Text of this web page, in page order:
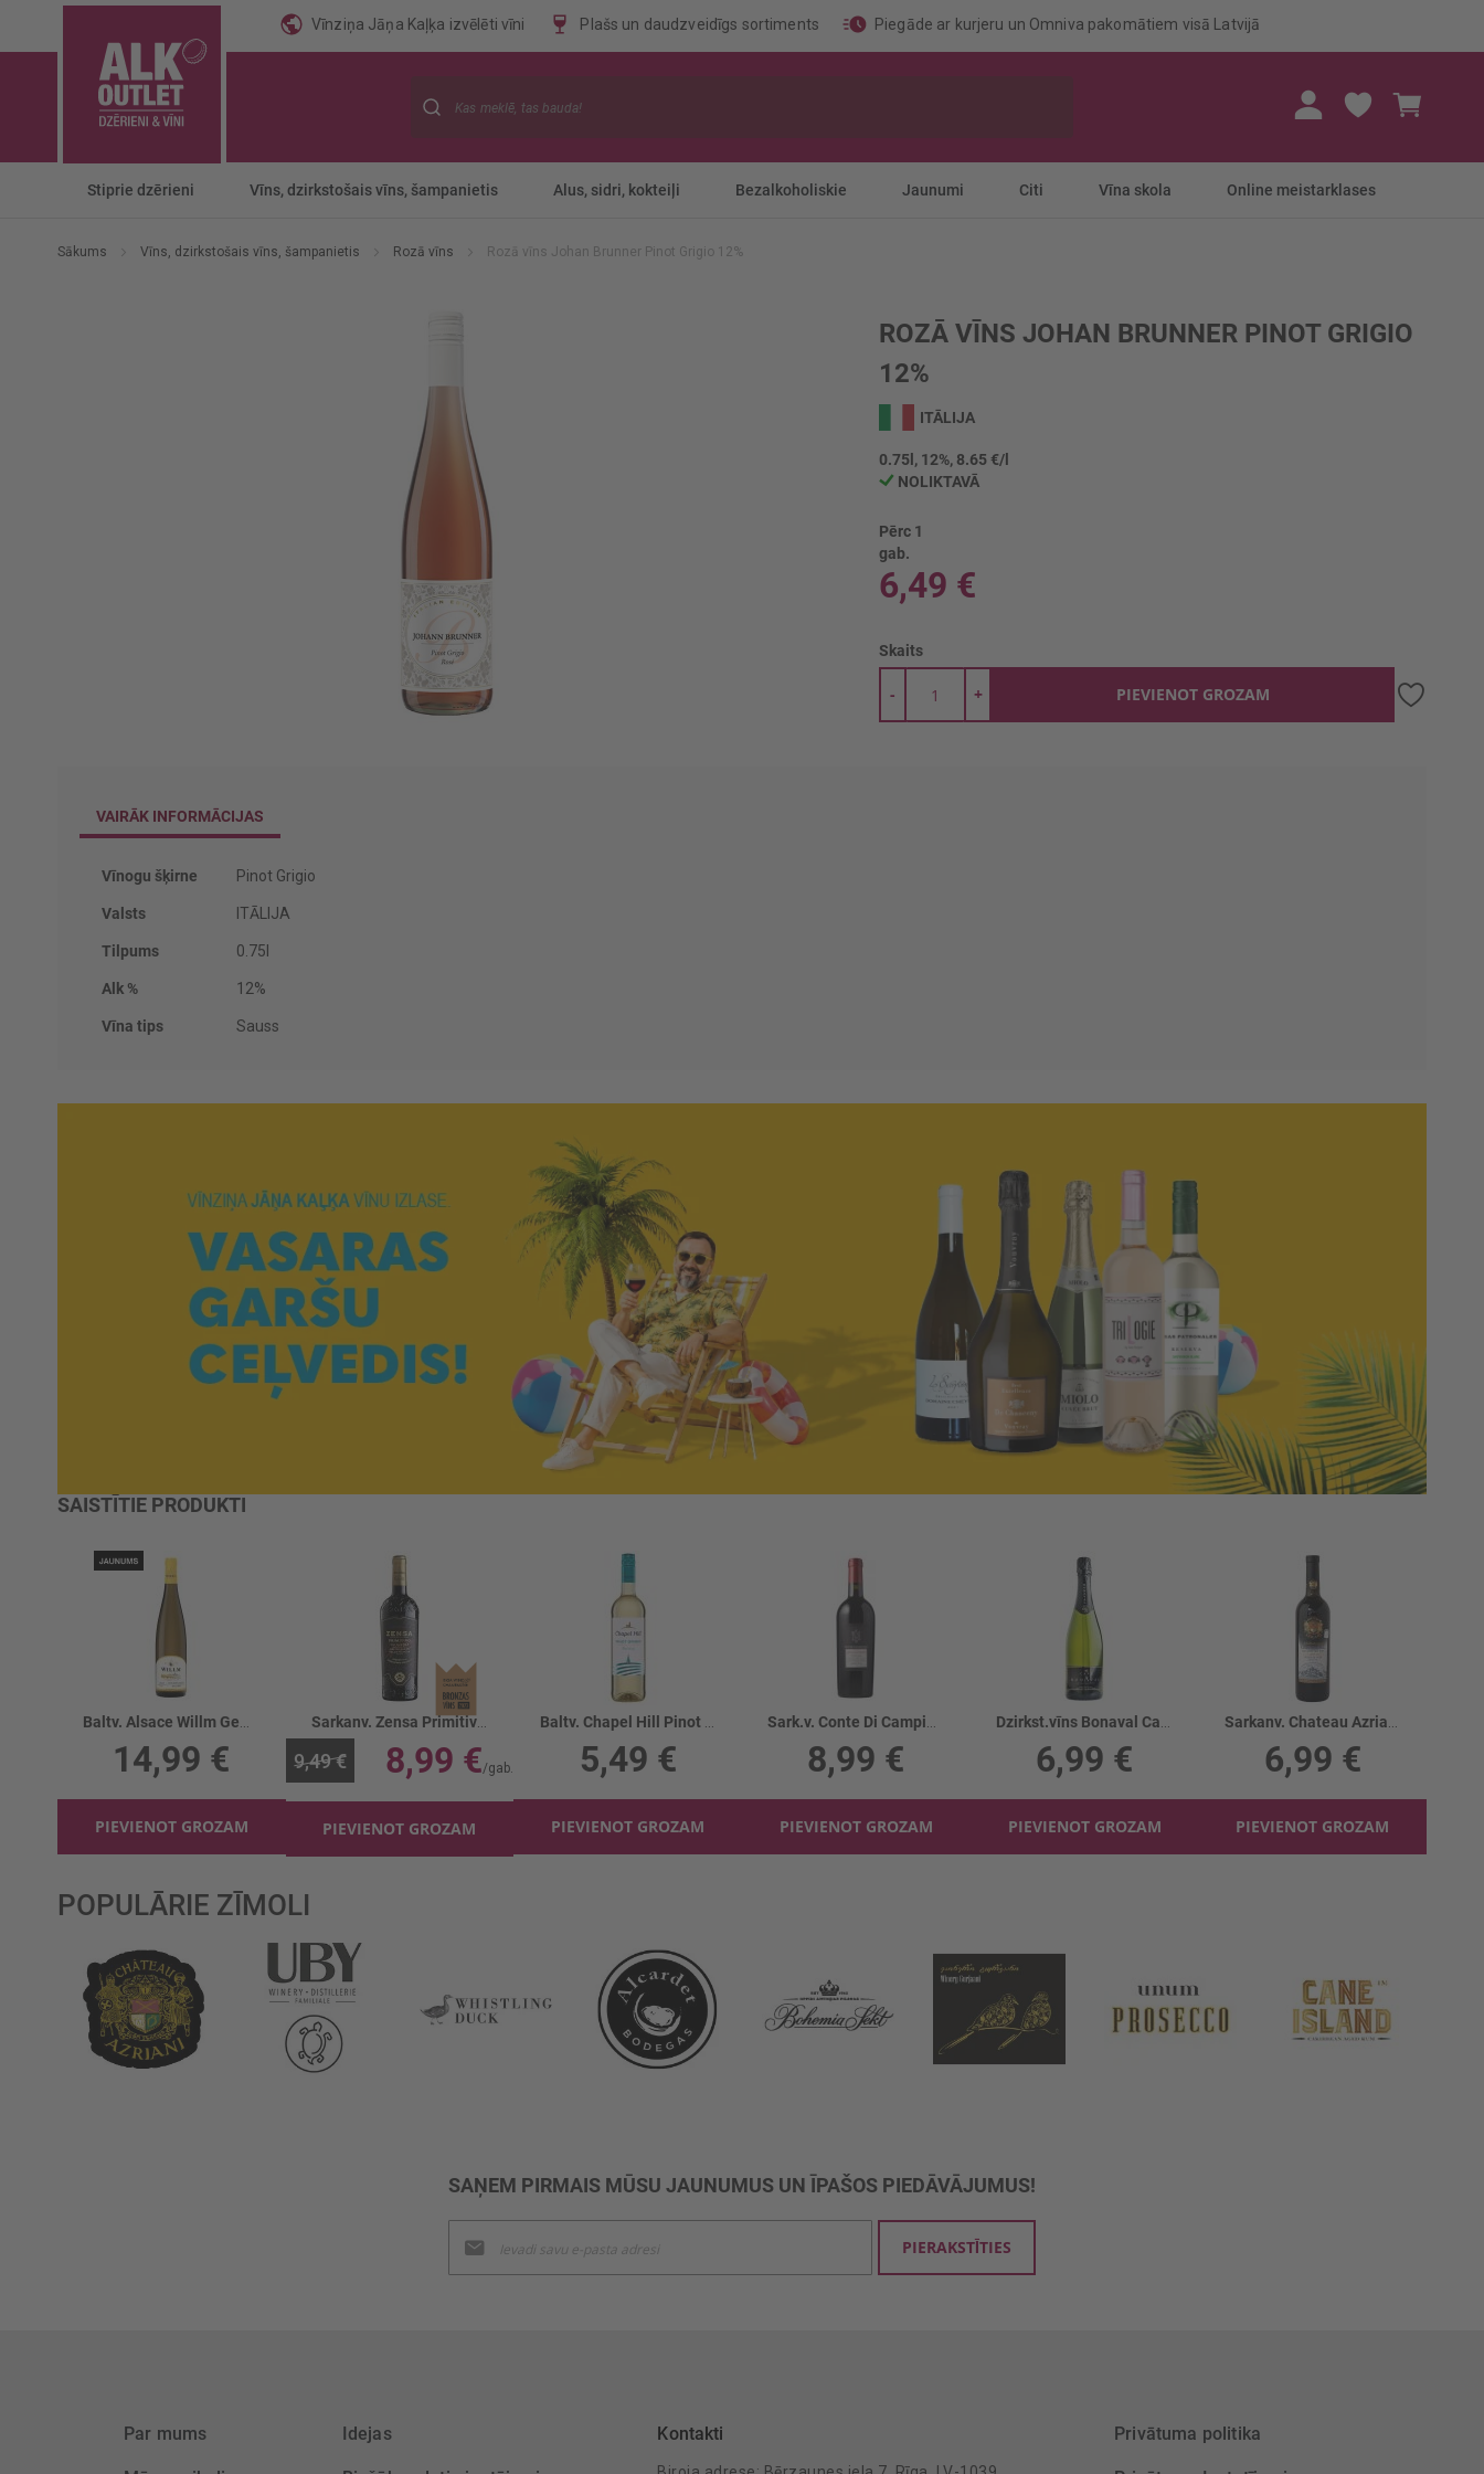
Vīnziņa Jāņa Kaļķa izvēlēti vīni Plašs un daudzveidīgs sortiments Piegāde ar kurjeru un Omniva pakomātiem visā Latvijā
Stiprie dzērieni Vīns, dzirkstošais vīns, šampanietis Alus, sidri, kokteiļi Bezalkoholiskie Jaunumi Citi Vīna skola Online meistarklases
Sākums Vīns, dzirkstošais vīns, šampanietis Rozā vīns Rozā vīns Johan Brunner Pinot Grigio 12%
ROZĀ VĪNS JOHAN BRUNNER PINOT GRIGIO
12%
sākumu
ITĀLIJA
0.75l, 12%, 8.65 €/l
NOLIKTAVĀ
Pērc 1
gab.
6,49 €
Skaits
+
- PIEVIENOT GROZAM
VAIRĀK INFORMĀCIJAS
Vairāk
Vīnogu šķirne Pinot Grigio
Valsts ITĀLIJA
Tilpums 0.75l
Alk % 12%
Vīna tips Sauss
SAISTĪTIE PRODUKTI
Baltv. Alsace Willm Gewurztraminer R. 13%
14,99 €
PIEVIENOT GROZAM
Sarkanv. Zensa Primitivo Organic 14%
9,49 € 8,99 €
PIEVIENOT GROZAM
Baltv. Chapel Hill Pinot Grigio 12%
5,49 €
PIEVIENOT GROZAM
Sark.v. Conte Di Campiano Appassimento 14%
8,99 €
PIEVIENOT GROZAM
Dzirkst.vīns Bonaval Cava Brut 11.5%
6,99 €
PIEVIENOT GROZAM
Sarkanv. Chateau Azriani Kindzmarauli 12%
6,99 €
PIEVIENOT GROZAM
POPULĀRIE ZĪMOLI
SAŅEM PIRMAIS MŪSU JAUNUMUS UN ĪPAŠOS PIEDĀVĀJUMUS!
jaunumu
saņemšanai:
PIERAKSTĪTIES
Par mums Idejas Kontakti Privātuma politika